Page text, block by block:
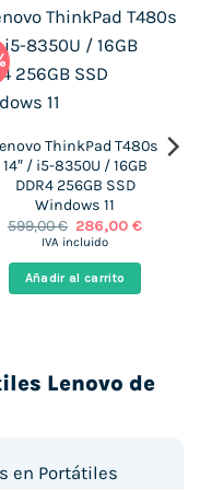
ThinkPad T480s
14″ / i5-8350U / 16GB
DDR4 256GB SSD
Windows 11
599,00€ El
precio
era:
599,00 €.
286,00€El
IVA incluido
Añadir al carrito
Lenovo de
en Portátiles